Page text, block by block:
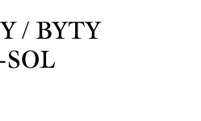
/ BYTY